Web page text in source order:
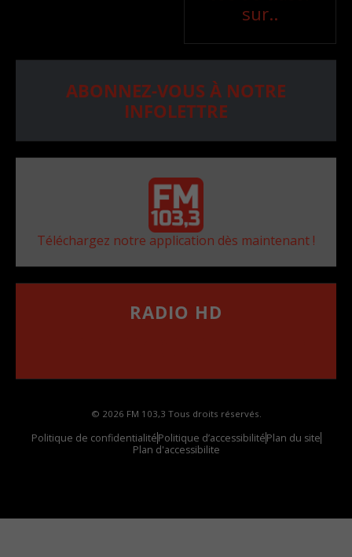
sur..
ABONNEZ-VOUS À NOTRE
INFOLETTRE
Téléchargez notre application dès maintenant !
RADIO HD
© 2026 FM 103,3 Tous droits réservés.
Politique de confidentialitéPolitique d’accessibilitéPlan du site
Plan d'accessibilite